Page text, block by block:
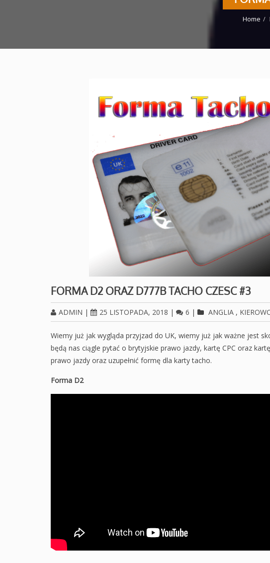
Home
FORMA D2 ORAZ D777B TACHO CZESC #3
ADMIN | 25 LISTOPADA, 2018 | 6 | ANGLIA ,
Wiemy już jak wygląda przyjzad do UK, wiemy już jak ważne jest
będą nas ciągle pytać o brytyjskie prawo jazdy, kartę CPC oraz
prawo jazdy oraz uzupełnić formę dla karty tacho.
Forma D2